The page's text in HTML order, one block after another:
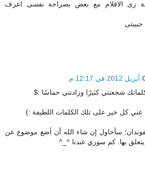
زى الاقلام مع بعض بصراحة نفسى اعرف
شجعتني كثيرًا وزادتني حماسًا :$
عني كل خير على تلك الكلمات اللطيفة :)
سأحاول إن شاء الله أن أضع موضوع عن
بها. كم سوزي عندنا ^_^